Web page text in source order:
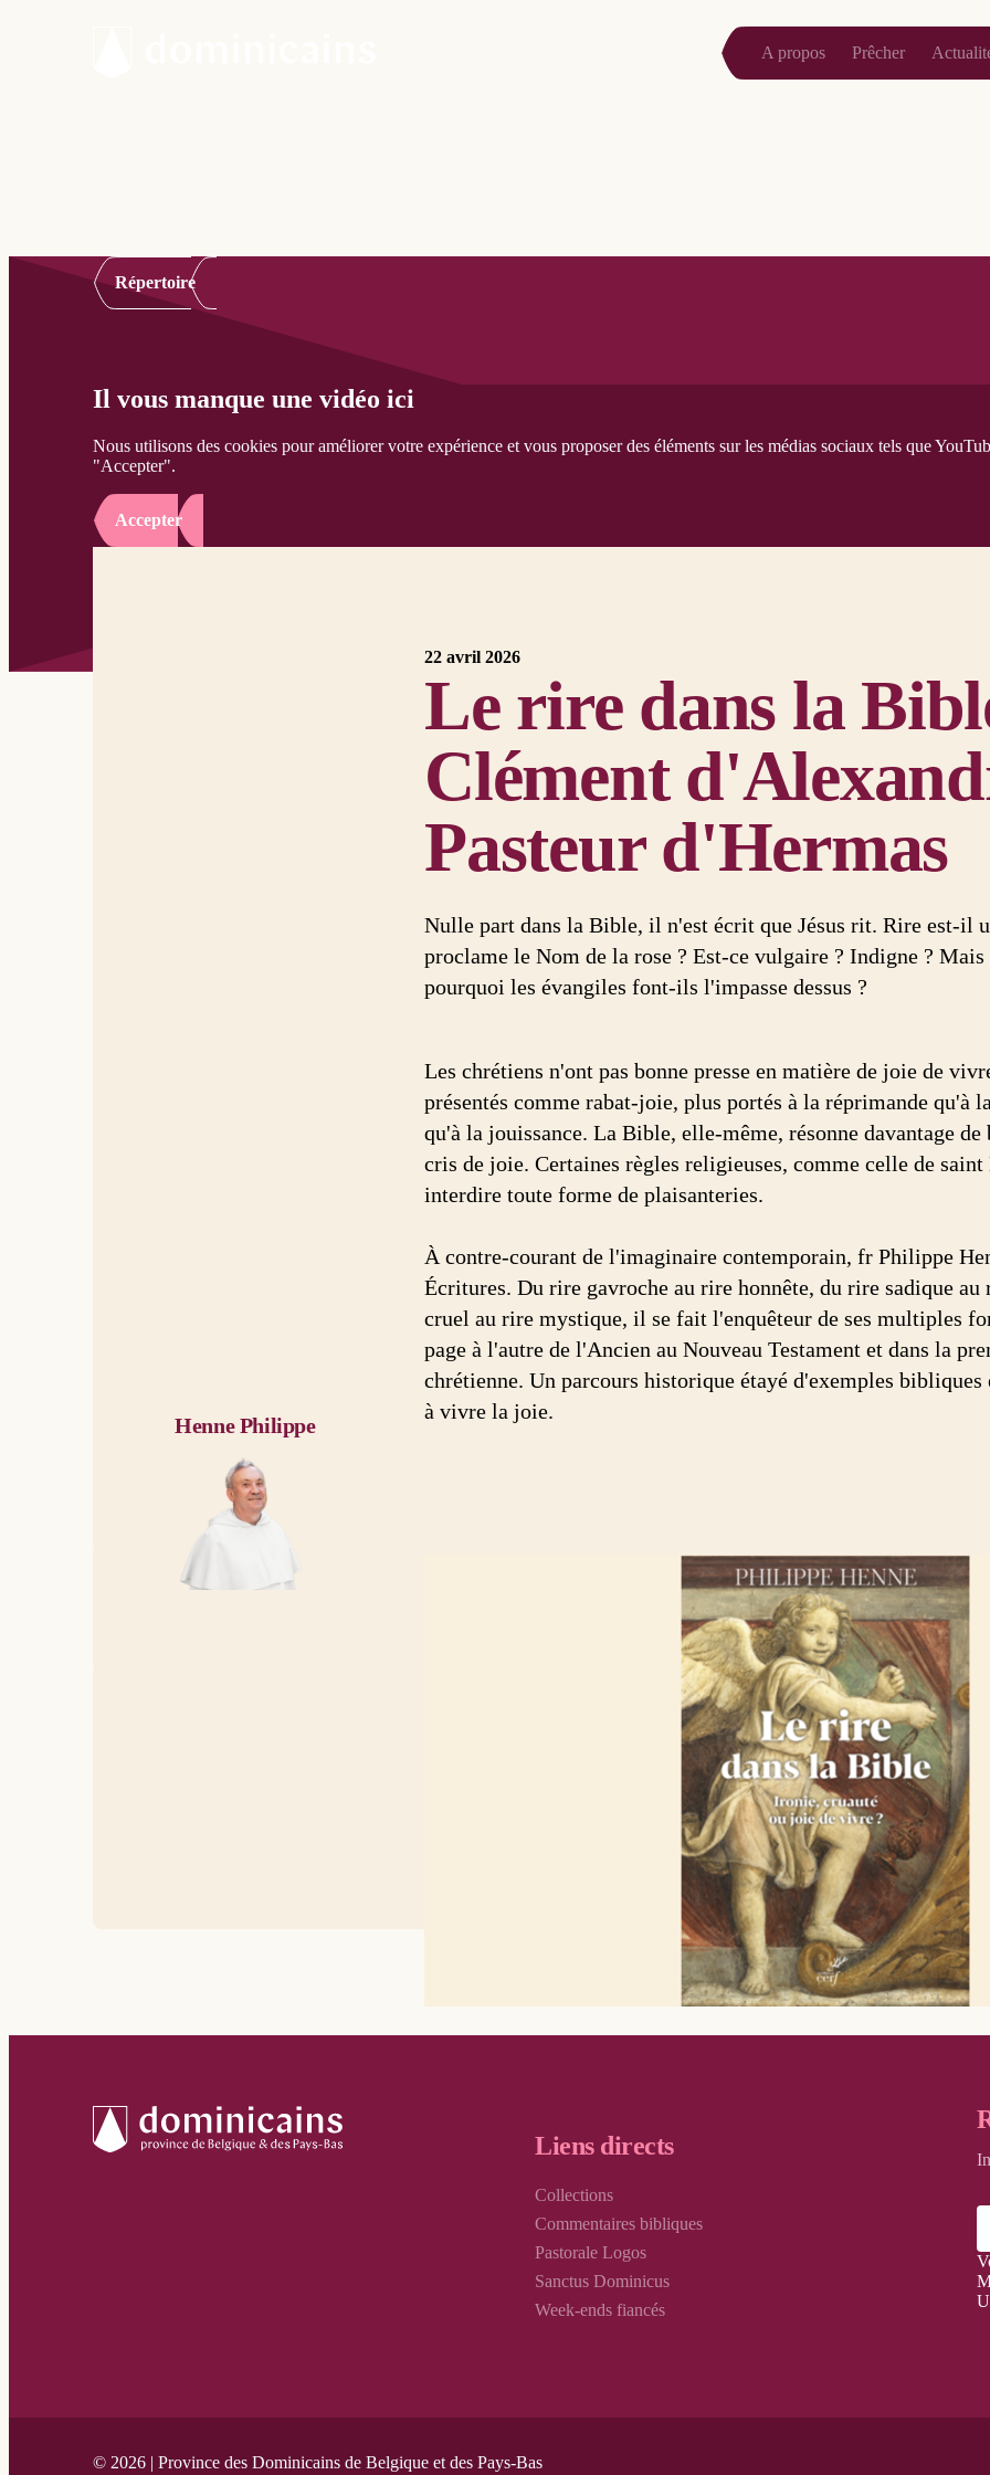
A propos Prêcher
Répertoire
Il vous manque une vidéo ici
Nous utilisons des cookies pour améliorer votre expérience et vous proposer des éléments sur les médias sociaux tels que
"Accepter".
Accepter
Henne Philippe
22 avril 2026
Le rire dans la
Clément
Pasteur d'Hermas
Nulle part dans la Bible, il n'est écrit que Jésus rit. Rire est-il
proclame le Nom de la rose ? Est-ce vulgaire ? Indigne ?
pourquoi les évangiles font-ils l'impasse dessus ?
Les chrétiens n'ont pas bonne presse en matière de joie de
présentés comme rabat-joie, plus portés à la réprimande qu'à
qu'à la jouissance. La Bible, elle-même, résonne davantage de
cris de joie. Certaines règles religieuses, comme celle de
interdire toute forme de plaisanteries.
À contre-courant de l'imaginaire contemporain, fr Philippe
Écritures. Du rire gavroche au rire honnête, du rire sadique
cruel au rire mystique, il se fait l'enquêteur de ses multiples
page à l'autre de l'Ancien au Nouveau Testament et dans la
chrétienne. Un parcours historique étayé d'exemples
à vivre la joie.
Le rire dans la Bible, Ironie, cruauté ou joie de vivre, Editions du Cerf, 2025
Le frère Philippe Henne (né en 1954) est un prêtre dominicain, théologien et
patristique. Membre de l’Ordre des Prêcheurs, il a été ordonné prêtre en 1982.
l’essentiel de ses recherches à l’étude des Pères de l’Église, en particulier Saint
Professeur émérite de l'Université catholique de Lille, où il a enseigné la
ancien, il a contribué à former plusieurs générations d’étudiants. Auteur de
scientifiques, il s’est également distingué par un réel souci de vulgarisation,
et les textes fondateurs du christianisme antique. Par la clarté de son exposition
historique, il participe à une meilleure compréhension des sources chrétiennes et
Liens directs
Collections
Commentaires bibliques
Pastorale Logos
Sanctus Dominicus
Week-ends fiancés
© 2026 | Province des Dominicains de Belgique et des Pays-Bas